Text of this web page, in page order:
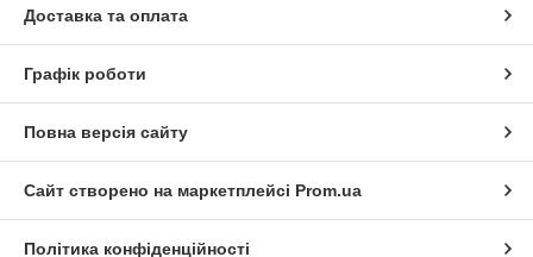
Доставка та оплата
Графік роботи
Повна версія сайту
Сайт створено на маркетплейсі Prom.ua
Політика конфіденційності